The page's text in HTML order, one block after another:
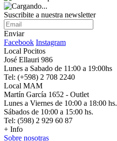
Suscribite a nuestra newsletter
Enviar
Facebook Instagram
Local Pocitos
José Ellauri 986
Lunes a Sabado de 11:00 a 19:00hs
Tel: (+598) 2 708 2240
Local MAM
Martín García 1652 - Outlet
Lunes a Viernes de 10:00 a 18:00 hs.
Sábados de 10:00 a 15:00 hs.
Tel: (598) 2 929 60 87
+ Info
Sobre nosotras